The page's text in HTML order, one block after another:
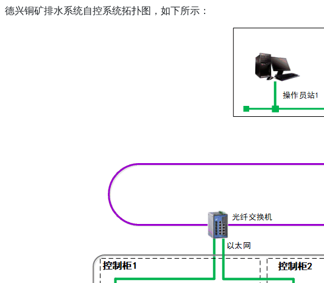
德兴铜矿排水系统自控系统拓扑图，如下所示：